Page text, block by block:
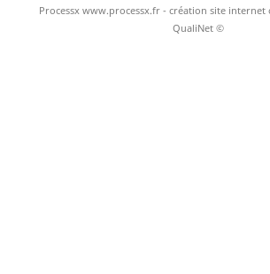
Processx www.processx.fr - création site internet
QualiNet ©